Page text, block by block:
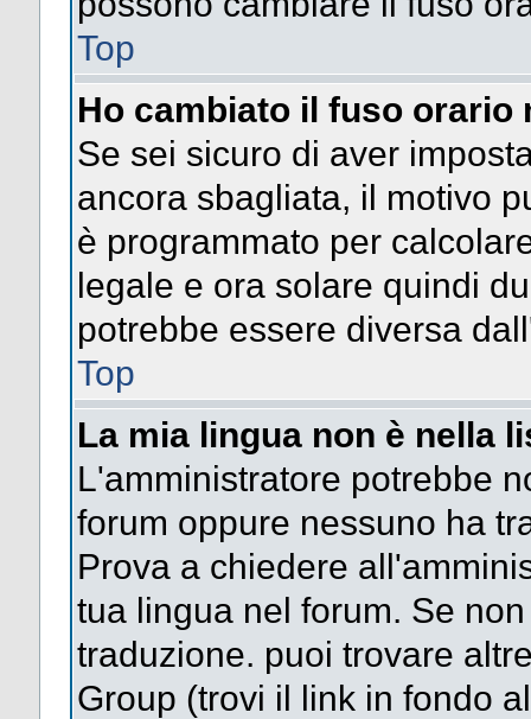
Top
Ho cambiato il fuso orario
Se sei sicuro di aver
ancora sbagliata, il motivo
è programmato per
legale e ora solare quindi
potrebbe essere diversa
Top
La mia lingua non è nella
L'amministratore potrebbe
forum oppure nessuno ha
Prova a chiedere
tua lingua nel forum. Se
traduzione. puoi trovare
Group (trovi il link in fondo